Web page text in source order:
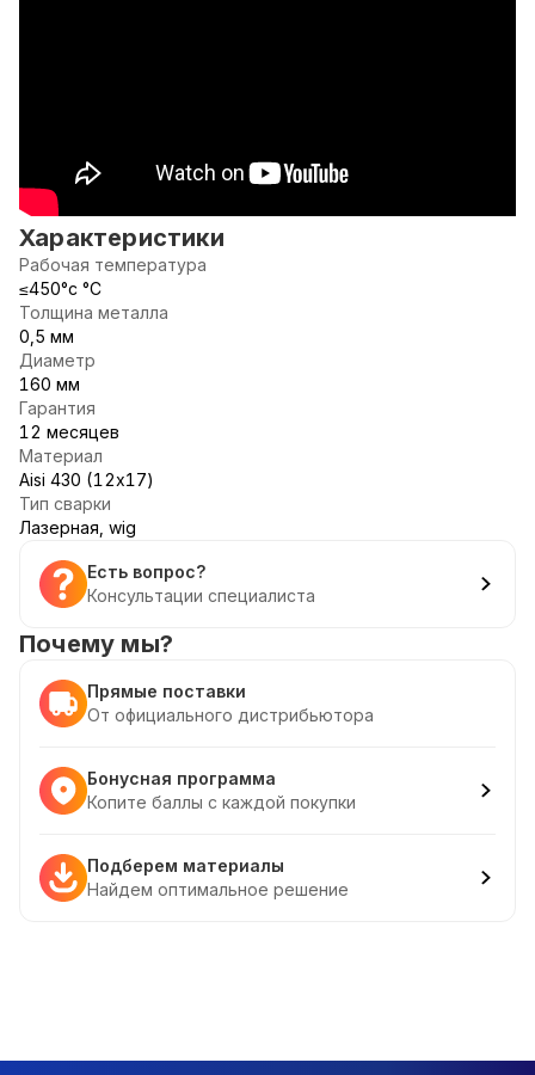
Характеристики
Рабочая температура
≤450°c °С
Толщина металла
0,5 мм
Диаметр
160 мм
Гарантия
12 месяцев
Материал
Aisi 430 (12х17)
Тип сварки
Лазерная, wig
Есть вопрос?
Консультации специалиста
Почему мы?
Прямые поставки
От официального дистрибьютора
Бонусная программа
Копите баллы с каждой покупки
Подберем материалы
Найдем оптимальное решение